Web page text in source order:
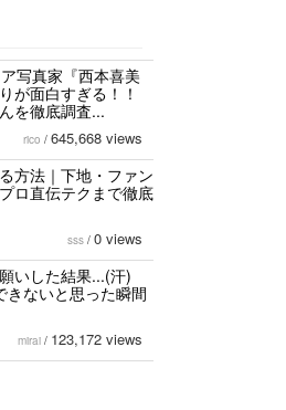
写真家『西本喜美
が面白すぎる！！
を徹底調査...
rico / 645,668 views
方法｜下地・ファン
ロ直伝テクまで徹底
sss / 0 views
いした結果...(汗)
きないと思った瞬間
mirai / 123,172 views